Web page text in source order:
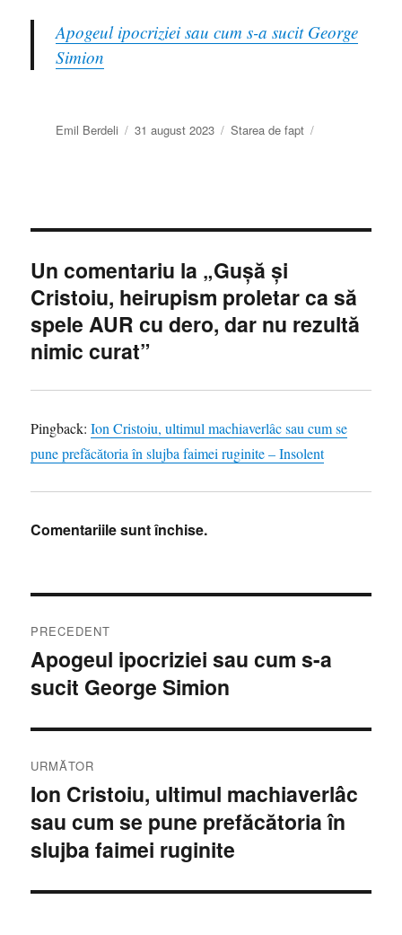
Apogeul ipocriziei sau cum s-a sucit George
Simion
Autor
Emil Berdeli
Publicat
31 august 2023 Categorii
Starea de fapt
Un comentariu la „Guşă şi
Cristoiu, heirupism proletar ca să
spele AUR cu dero, dar nu rezultă
nimic curat”
Pingback:Ion Cristoiu, ultimul machiaverlâc sau cum se
pune prefăcătoria în slujba faimei ruginite – Insolent
Comentariile sunt închise.
în
articole
PRECEDENT
Articolul
anterior:
Apogeul ipocriziei sau cum s-a
sucit George Simion
URMĂTOR
Articolul
următor:
Ion Cristoiu, ultimul machiaverlâc
sau cum se pune prefăcătoria în
slujba faimei ruginite